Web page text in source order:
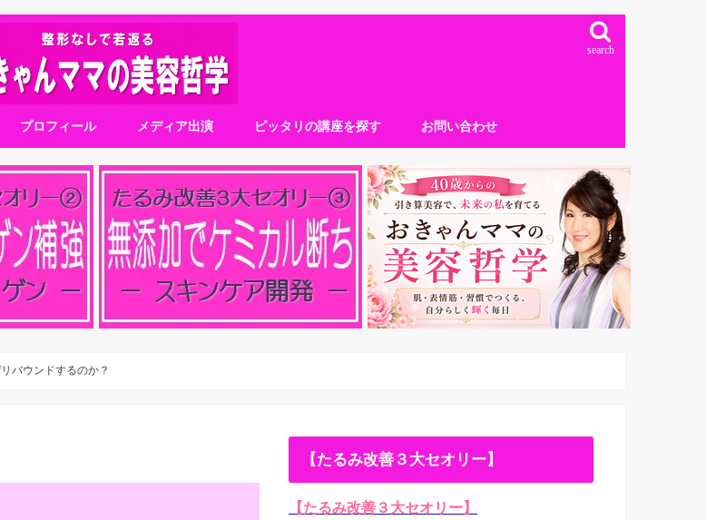
search
プロフィール メディア出演 ピッタリの講座を探す お問い合わせ
バウンドするのか？
【たるみ改善３大セオリー】
【たるみ改善３大セオリー】